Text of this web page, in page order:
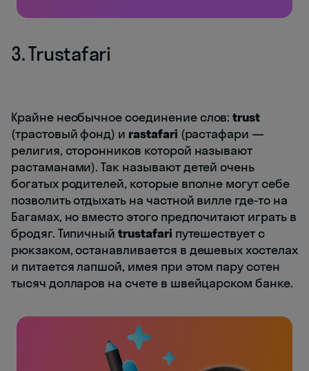
3. Trustafari
Крайне необычное соединение слов:trust
(трастовый фонд) и rastafari (растафари —
религия, сторонников которой называют
растаманами). Так называют детей очень
богатых родителей, которые вполне могут себе
позволить отдыхать на частной вилле где-то на
Багамах, но вместо этого предпочитают играть в
бродяг. Типичныйtrustafari путешествует с
рюкзаком, останавливается в дешевых хостелах
и питается лапшой, имея при этом пару сотен
тысяч долларов на счете в швейцарском банке.